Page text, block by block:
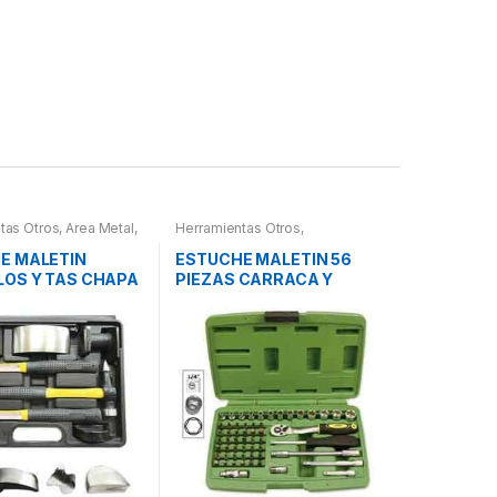
Otros, Area Metal,
Herramientas,
Compresímetros,
MALETIN
Y TAS CHAPA
Herramientas Otros,
Herramientas De Mano,
Maletines Herramientas,
Extractores, Compresímetros,
ESTUCHE MALETIN 56
PIEZAS CARRACA Y